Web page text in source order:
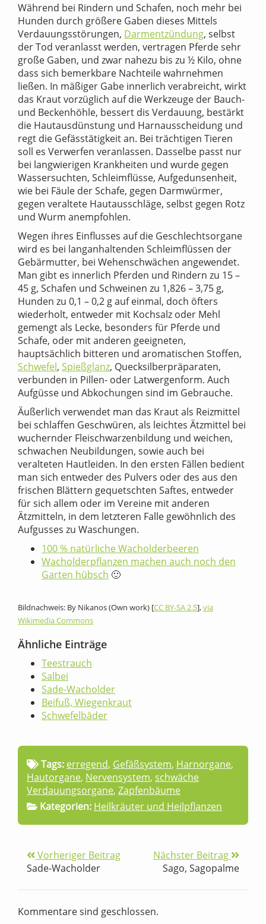
Während bei Rindern und Schafen, noch mehr bei
Hunden durch größere Gaben dieses Mittels
Verdauungsstörungen, Darmentzündung, selbst
der Tod veranlasst werden, vertragen Pferde sehr
große Gaben, und zwar nahezu bis zu ½ Kilo, ohne
dass sich bemerkbare Nachteile wahrnehmen
ließen. In mäßiger Gabe innerlich verabreicht, wirkt
das Kraut vorzüglich auf die Werkzeuge der Bauch-
und Beckenhöhle, bessert dis Verdauung, bestärkt
die Hautausdünstung und Harnausscheidung und
regt die Gefässtätigkeit an. Bei trächtigen Tieren
soll es Verwerfen veranlassen. Dasselbe passt nur
bei langwierigen Krankheiten und wurde gegen
Wassersuchten, Schleimflüsse, Aufgedunsenheit,
wie bei Fäule der Schafe, gegen Darmwürmer,
gegen veraltete Hautausschläge, selbst gegen Rotz
und Wurm anempfohlen.
Wegen ihres Einflusses auf die Geschlechtsorgane
wird es bei langanhaltenden Schleimflüssen der
Gebärmutter, bei Wehenschwächen angewendet.
Man gibt es innerlich Pferden und Rindern zu 15 –
45 g, Schafen und Schweinen zu 1,826 – 3,75 g,
Hunden zu 0,1 – 0,2 g auf einmal, doch öfters
wiederholt, entweder mit Kochsalz oder Mehl
gemengt als Lecke, besonders für Pferde und
Schafe, oder mit anderen geeigneten,
hauptsächlich bitteren und aromatischen Stoffen,
Schwefel, Spießglanz, Quecksilberpräparaten,
verbunden in Pillen- oder Latwergenform. Auch
Aufgüsse und Abkochungen sind im Gebrauche.
Äußerlich verwendet man das Kraut als Reizmittel
bei schlaffen Geschwüren, als leichtes Ätzmittel bei
wuchernder Fleischwarzenbildung und weichen,
schwachen Neubildungen, sowie auch bei
veralteten Hautleiden. In den ersten Fällen bedient
man sich entweder des Pulvers oder des aus den
frischen Blättern gequetschten Saftes, entweder
für sich allem oder im Vereine mit anderen
Ätzmitteln, in dem letzteren Falle gewöhnlich des
Aufgusses zu Waschungen.
100 % natürliche Wacholderbeeren
Wacholderpflanzen machen auch noch den
Garten hübsch 🙂
Bildnachweis: By Nikanos (Own work) [CC BY-SA 2.5],via
Wikimedia Commons
Ähnliche Einträge
Teestrauch
Salbei
Sade-Wacholder
Beifuß, Wiegenkraut
Schwefelbäder
Tags: erregend, Gefäßsystem, Harnorgane,
Hautorgane, Nervensystem, schwäche
Verdauungsorgane, Zapfenbäume
Kategorien: Heilkräuter und Heilpflanzen
Vorheriger Beitrag
Sade-Wacholder
Nächster Beitrag
Sago, Sagopalme
Kommentare sind geschlossen.